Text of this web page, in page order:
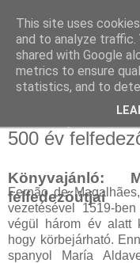
500 év
Könyvajánló:
felfedezőútjai
Fernão de
vezetésével 1519-
végül három év alatt
hogy körbejárható.
spanyol María
This site uses
and to analyze traffic.
shared with Google
metrics to ensure
statistics, and to